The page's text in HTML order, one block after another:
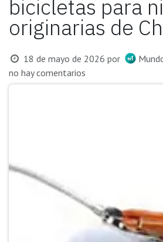
bicicletas para
originarias de
18 de mayo de 2026 por
no hay comentarios